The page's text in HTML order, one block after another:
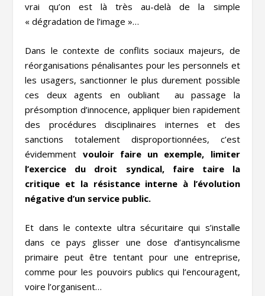
vrai qu’on est là très au-delà de la simple
« dégradation de l’image »…
Dans le contexte de conflits sociaux majeurs, de
réorganisations pénalisantes pour les personnels et
les usagers, sanctionner le plus durement possible
ces deux agents en oubliant au passage la
présomption d’innocence, appliquer bien rapidement
des procédures disciplinaires internes et des
sanctions totalement disproportionnées, c’est
évidemment vouloir faire un exemple, limiter
l’exercice du droit syndical, faire taire la
critique et la résistance interne à l’évolution
négative d’un service public.
Et dans le contexte ultra sécuritaire qui s’installe
dans ce pays glisser une dose d’antisyncalisme
primaire peut être tentant pour une entreprise,
comme pour les pouvoirs publics qui l’encouragent,
voire l’organisent…